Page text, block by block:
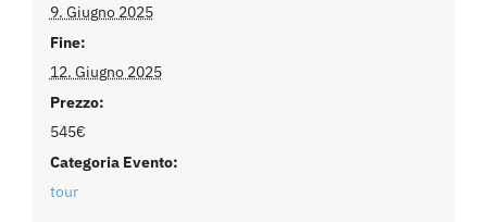
9. Giugno 2025
Fine:
12. Giugno 2025
Prezzo:
545€
Categoria Evento:
tour